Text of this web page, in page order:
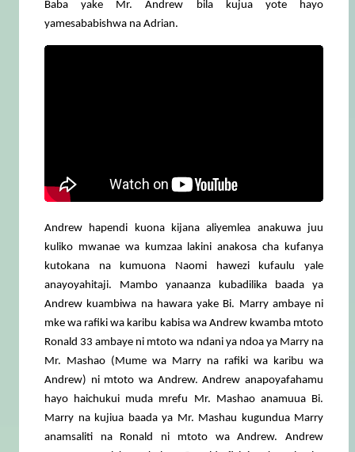
Baba yake Mr. Andrew bila kujua yote hayo
yamesababishwa na Adrian.
Andrew hapendi kuona kijana aliyemlea anakuwa juu
kuliko mwanae wa kumzaa lakini anakosa cha kufanya
kutokana na kumuona Naomi hawezi kufaulu yale
anayoyahitaji. Mambo yanaanza kubadilika baada ya
Andrew kuambiwa na hawara yake Bi. Marry ambaye ni
mke wa rafiki wa karibu kabisa wa Andrew kwamba mtoto
Ronald 33 ambaye ni mtoto wa ndani ya ndoa ya Marry na
Mr. Mashao (Mume wa Marry na rafiki wa karibu wa
Andrew) ni mtoto wa Andrew. Andrew anapoyafahamu
hayo haichukui muda mrefu Mr. Mashao anamuua Bi.
Marry na kujiua baada ya Mr. Mashau kugundua Marry
anamsaliti na Ronald ni mtoto wa Andrew. Andrew